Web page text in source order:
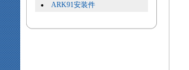
ARK91安装件